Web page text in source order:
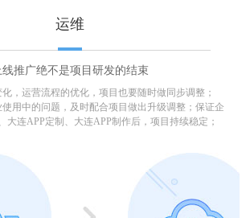
运维
线推广绝不是项目研发的结束
，运营流程的优化，项目也要随时做同步调整；
用中的问题，及时配合项目做出升级调整；保证企
大连APP定制、大连APP制作后，项目持续稳定；